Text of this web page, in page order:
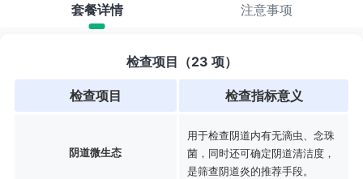
套餐详情 注意事项
检查项目（23 项）
检查项目 检查指标意义
阴道微生态
用于检查阴道内有无滴虫、念珠
菌，同时还可确定阴道清洁度，
是筛查阴道炎的推荐手段。